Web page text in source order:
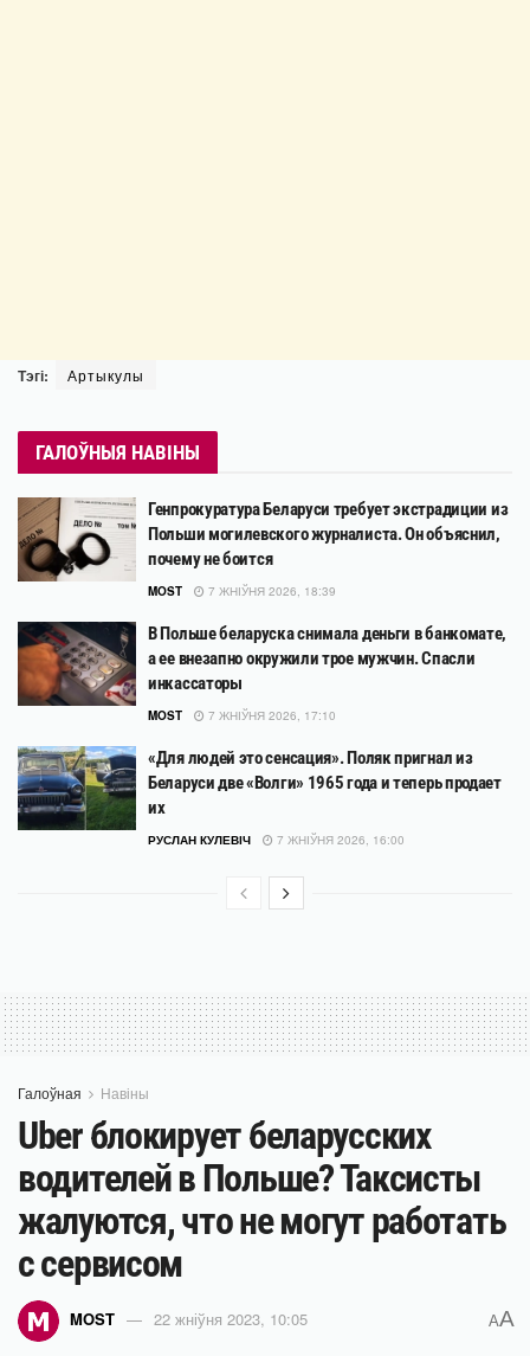
Тэгі: Артыкулы
ГАЛОЎНЫЯ НАВІНЫ
Генпрокуратура Беларуси требует экстрадиции из
Польши могилевского журналиста. Он объяснил,
почему не боится
MOST 7 ЖНІЎНЯ 2026, 18:39
В Польше беларуска снимала деньги в банкомате,
а ее внезапно окружили трое мужчин. Спасли
инкассаторы
MOST 7 ЖНІЎНЯ 2026, 17:10
«Для людей это сенсация». Поляк пригнал из
Беларуси две «Волги» 1965 года и теперь продает
их
РУСЛАН КУЛЕВІЧ 7 ЖНІЎНЯ 2026, 16:00
Галоўная Навіны
Uber блокирует беларусских
водителей в Польше? Таксисты
жалуются, что не могут работать
с сервисом
MOST 22 жніўня 2023, 10:05 AA